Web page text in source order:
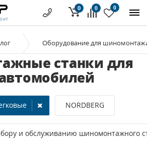
0 0
0
Оборудование для
станки для
NORDBERG
и обслуживанию шиномонтажного